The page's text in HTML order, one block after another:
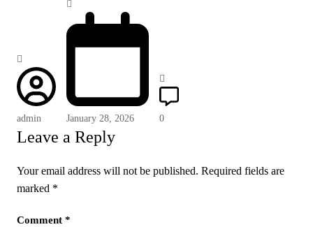
admin January 28, 2026 0
Leave a Reply
Your email address will not be published. Required fields are
marked *
Comment *